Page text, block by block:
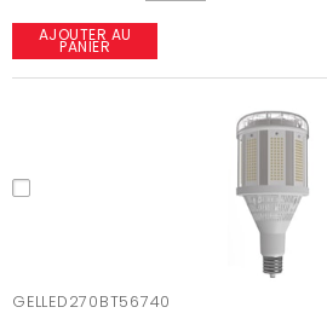
AJOUTER AU
PANIER
GELLED270BT56740